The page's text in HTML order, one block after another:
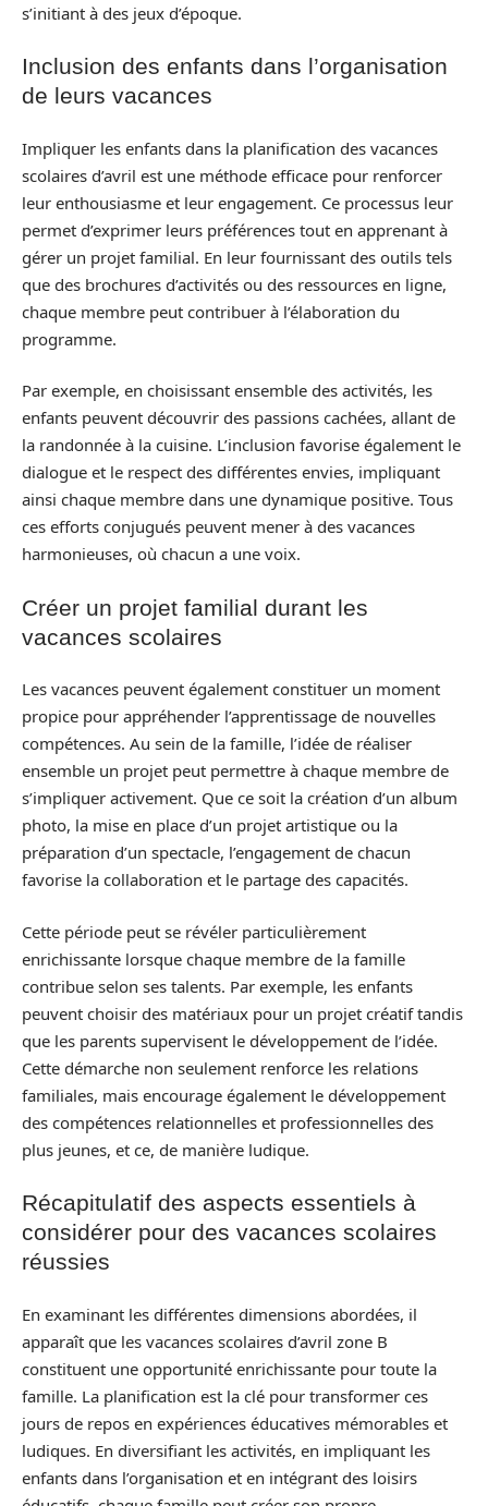
s’initiant à des jeux d’époque.
Inclusion des enfants dans l’organisation
de leurs vacances
Impliquer les enfants dans la planification des vacances
scolaires d’avril est une méthode efficace pour renforcer
leur enthousiasme et leur engagement. Ce processus leur
permet d’exprimer leurs préférences tout en apprenant à
gérer un projet familial. En leur fournissant des outils tels
que des brochures d’activités ou des ressources en ligne,
chaque membre peut contribuer à l’élaboration du
programme.
Par exemple, en choisissant ensemble des activités, les
enfants peuvent découvrir des passions cachées, allant de
la randonnée à la cuisine. L’inclusion favorise également le
dialogue et le respect des différentes envies, impliquant
ainsi chaque membre dans une dynamique positive. Tous
ces efforts conjugués peuvent mener à des vacances
harmonieuses, où chacun a une voix.
Créer un projet familial durant les
vacances scolaires
Les vacances peuvent également constituer un moment
propice pour appréhender l’apprentissage de nouvelles
compétences. Au sein de la famille, l’idée de réaliser
ensemble un projet peut permettre à chaque membre de
s’impliquer activement. Que ce soit la création d’un album
photo, la mise en place d’un projet artistique ou la
préparation d’un spectacle, l’engagement de chacun
favorise la collaboration et le partage des capacités.
Cette période peut se révéler particulièrement
enrichissante lorsque chaque membre de la famille
contribue selon ses talents. Par exemple, les enfants
peuvent choisir des matériaux pour un projet créatif tandis
que les parents supervisent le développement de l’idée.
Cette démarche non seulement renforce les relations
familiales, mais encourage également le développement
des compétences relationnelles et professionnelles des
plus jeunes, et ce, de manière ludique.
Récapitulatif des aspects essentiels à
considérer pour des vacances scolaires
réussies
En examinant les différentes dimensions abordées, il
apparaît que les vacances scolaires d’avril zone B
constituent une opportunité enrichissante pour toute la
famille. La planification est la clé pour transformer ces
jours de repos en expériences éducatives mémorables et
ludiques. En diversifiant les activités, en impliquant les
enfants dans l’organisation et en intégrant des loisirs